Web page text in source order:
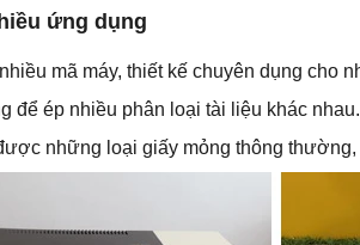
ứng dụng
mã máy, thiết kế chuyên dụng cho
để ép nhiều phân loại tài liệu khác nhau.
những loại giấy mỏng thông